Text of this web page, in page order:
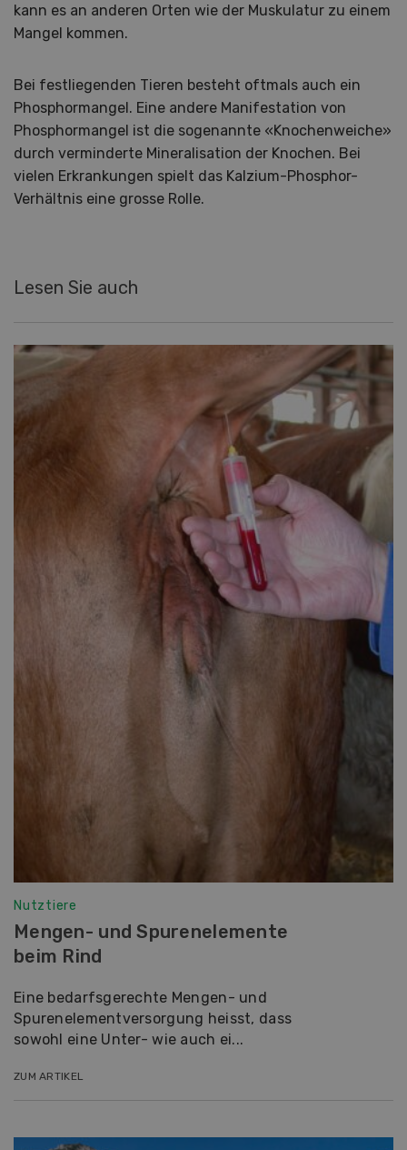
kann es an anderen Orten wie der Muskulatur zu einem
Mangel kommen.
Bei festliegenden Tieren besteht oftmals auch ein
Phosphormangel. Eine andere Manifestation von
Phosphormangel ist die sogenannte «Knochenweiche»
durch verminderte Mineralisation der Knochen. Bei
vielen Erkrankungen spielt das Kalzium-Phosphor-
Verhältnis eine grosse Rolle.
Lesen Sie auch
Nutztiere
Mengen- und Spurenelemente
beim Rind
Eine bedarfsgerechte Mengen- und
Spurenelementversorgung heisst, dass
sowohl eine Unter- wie auch ei...
ZUM ARTIKEL